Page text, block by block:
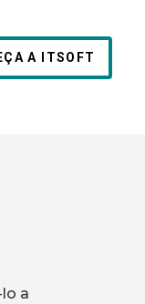
A ITSOFT
a